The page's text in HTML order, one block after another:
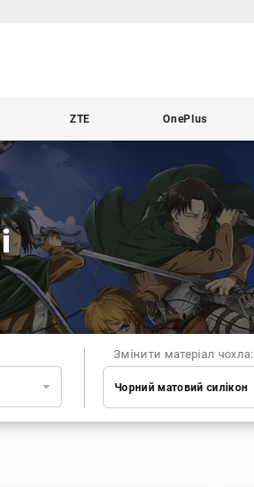
ZTE OnePlus
Змінити матеріал чохла:
Чорний матовий силікон